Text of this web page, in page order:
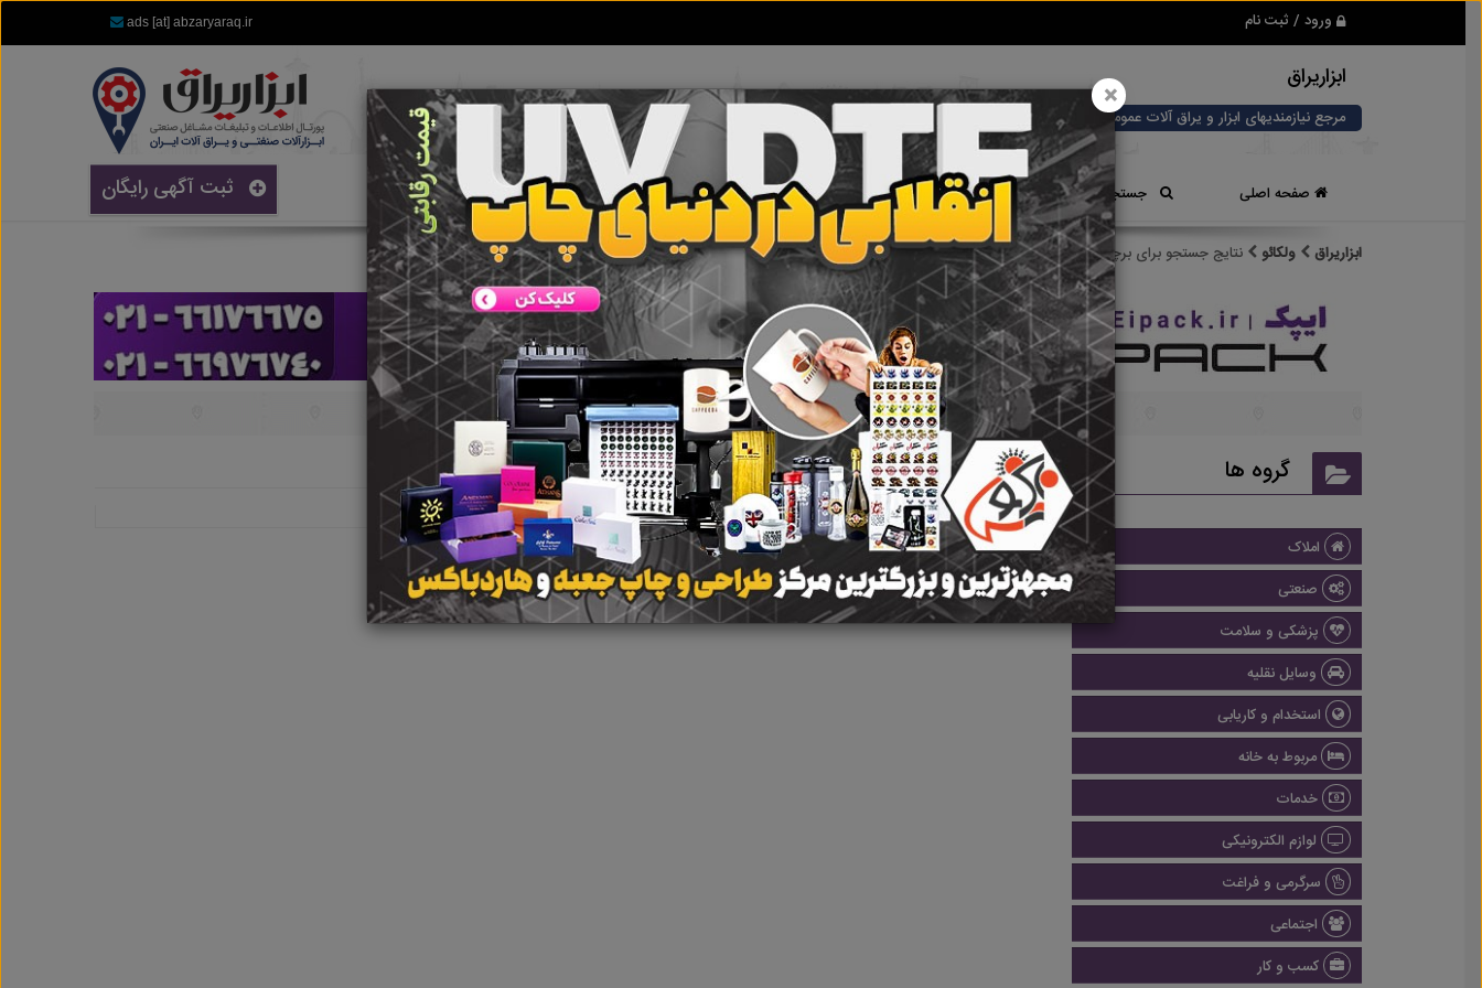
ورود / ثبت نام ads [at] abzaryaraq.ir
ابزاریراق
مرجع نیازمندیهای ابزار و یراق آلات عمومی و صنعتی
صفحه اصلی جستجوی سریع تعرفه آگهی ها خبرهای سایت تماس با ما ثبت آگهی رایگان
ابزاریراق ولکائو نتایج جستجو برای برچسبولکائو
نتایج جستجو برای برچسبولکائو گروه ها
املاک
صنعتی
پزشکی و سلامت
وسایل نقلیه
استخدام و کاریابی
مربوط به خانه
خدمات
لوازم الکترونیکی
سرگرمی و فراغت
اجتماعی
کسب و کار
×